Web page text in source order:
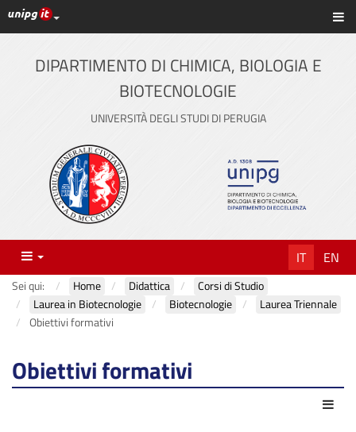
Vai
al
contenuto
principale
Link ai principali servizi web di Ateneo
DIPARTIMENTO DI CHIMICA, BIOLOGIA E
BIOTECNOLOGIE
UNIVERSITÀ DEGLI STUDI DI PERUGIA
Menu IT EN
Sei qui: Home Didattica
Corsi di Studio
Laurea in Biotecnologie
Biotecnologie
Laurea Triennale
Obiettivi formativi
Obiettivi formativi